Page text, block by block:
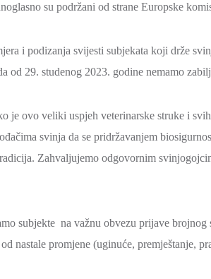
su podržani od strane Europske
i podizanja svijesti subjekata koji drže
od 29. studenog 2023. godine nemamo
je ovo veliki uspjeh veterinarske struke i
svinja da se pridržavanjem
Zahvaljujemo odgovornim
subjekte na važnu obvezu prijave
nastale promjene (uginuće, premještanje,